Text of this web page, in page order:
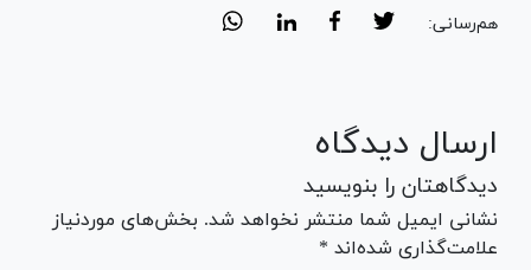
هم‌رسانی:
ارسال دیدگاه
دیدگاهتان را بنویسید
نشانی ایمیل شما منتشر نخواهد شد. بخش‌های موردنیاز
علامت‌گذاری شده‌اند *